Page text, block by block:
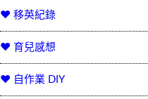
♥ 移英紀錄
♥ 育兒感想
♥ 自作業 DIY